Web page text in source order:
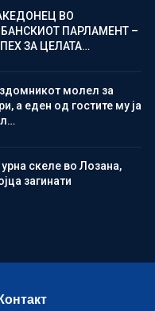
ВО
ПАРЛАМЕНТ –
ЗА ЦЕЛАТА…
молел за
а еден од гостите му ја
урна скеле во Лозана,
загинати
Контакт